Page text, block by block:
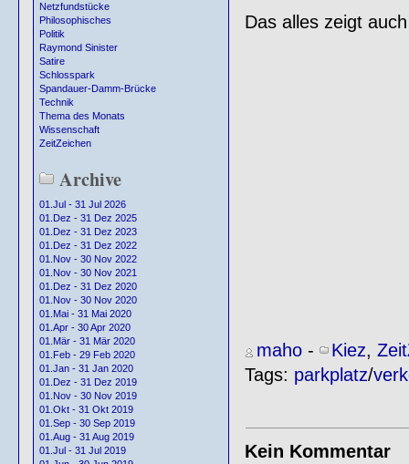
Netzfundstücke
Philosophisches
Politik
Raymond Sinister
Satire
Schlosspark
Spandauer-Damm-Brücke
Technik
Thema des Monats
Wissenschaft
ZeitZeichen
Archive
01.Jul - 31 Jul 2026
01.Dez - 31 Dez 2025
01.Dez - 31 Dez 2023
01.Dez - 31 Dez 2022
01.Nov - 30 Nov 2022
01.Nov - 30 Nov 2021
01.Dez - 31 Dez 2020
01.Nov - 30 Nov 2020
01.Mai - 31 Mai 2020
01.Apr - 30 Apr 2020
01.Mär - 31 Mär 2020
01.Feb - 29 Feb 2020
01.Jan - 31 Jan 2020
01.Dez - 31 Dez 2019
01.Nov - 30 Nov 2019
01.Okt - 31 Okt 2019
01.Sep - 30 Sep 2019
01.Aug - 31 Aug 2019
01.Jul - 31 Jul 2019
Das alles zeigt
maho- Kiez,
Tags: parkplatz/
Kein Kommentar